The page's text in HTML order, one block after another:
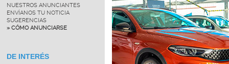
NUESTROS ANUNCIANTES
ENVÍANOS TU NOTICIA
SUGERENCIAS
» CÓMO ANUNCIARSE
DE INTERÉS